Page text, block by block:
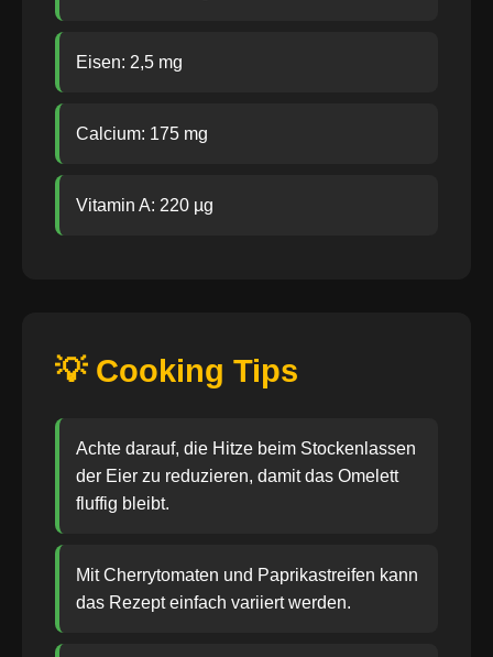
Eisen: 2,5 mg
Calcium: 175 mg
Vitamin A: 220 µg
💡 Cooking Tips
Achte darauf, die Hitze beim Stockenlassen
der Eier zu reduzieren, damit das Omelett
fluffig bleibt.
Mit Cherrytomaten und Paprikastreifen kann
das Rezept einfach variiert werden.